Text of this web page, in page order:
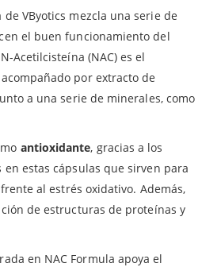
VByotics mezcla una serie de
el buen funcionamiento del
Acetilcisteína (NAC) es el
por extracto de
a una serie de minerales, como
antioxidante, gracias a los
estas cápsulas que sirven para
al estrés oxidativo. Además,
de estructuras de proteínas y
en NAC Formula apoya el